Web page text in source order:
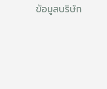
ข้อมูลบริษัท